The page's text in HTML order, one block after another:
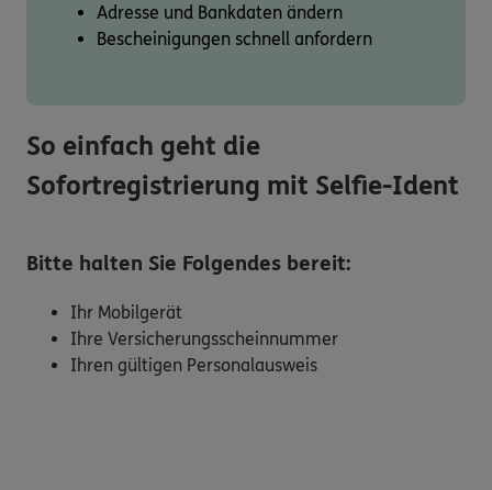
Adresse und Bankdaten ändern
Bescheinigungen schnell anfordern
So einfach geht die
Sofortregistrierung mit Selfie-Ident
Bitte halten Sie Folgendes bereit:
Ihr Mobilgerät
Ihre Versicherungsscheinnummer
Ihren gültigen Personalausweis